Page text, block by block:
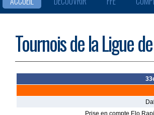
Tournois de la Ligue
Prise en compte Elo